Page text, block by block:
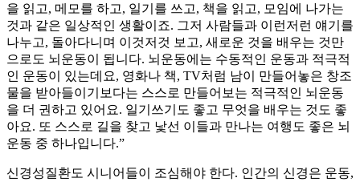
을 읽고, 메모를 하고, 일기를 쓰고, 책을 읽고, 모임에 나가는
것과 같은 일상적인 생활이죠. 그저 사람들과 이런저런 얘기를
나누고, 돌아다니며 이것저것 보고, 새로운 것을 배우는 것만
으로도 뇌운동이 됩니다. 뇌운동에는 수동적인 운동과 적극적
인 운동이 있는데요, 영화나 책, TV처럼 남이 만들어놓은 창조
물을 받아들이기보다는 스스로 만들어보는 적극적인 뇌운동
을 더 권하고 있어요. 일기쓰기도 좋고 무엇을 배우는 것도 좋
아요. 또 스스로 길을 찾고 낯선 이들과 만나는 여행도 좋은 뇌
운동 중 하나입니다.”
신경성질환도 시니어들이 조심해야 한다. 인간의 신경은 운동,